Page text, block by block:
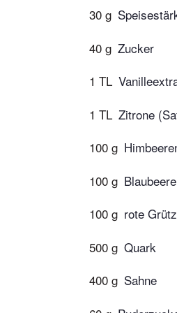
30 g
40 g Zucker
1 TL
1 TL Zitrone
100 g
100 g
100 g rote
500 g Quark
400 g Sahne